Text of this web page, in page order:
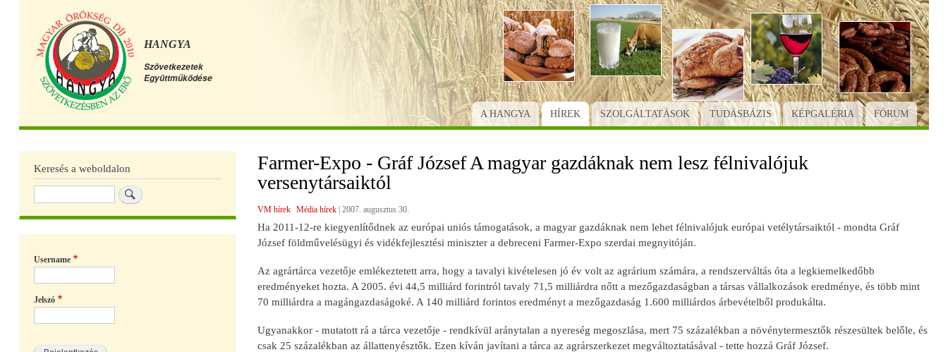
Ugrás
a
tartalomra
HANGYA
Szövetkezetek
Együttműködése
Főmenü
A HANGYA HÍREK SZOLGÁLTATÁSOK TUDÁSBÁZIS KÉPGALÉRIA FÓRUM
Farmer-Expo - Gráf József A magyar gazdáknak nem lesz félnivalójuk
versenytársaiktól
VM hírek Média hírek 2007. augusztus 30.
Ha 2011-12-re kiegyenlítődnek az európai uniós támogatások, a magyar gazdáknak nem lehet félnivalójuk európai vetélytársaiktól - mondta Gráf
József földművelésügyi és vidékfejlesztési miniszter a debreceni Farmer-Expo szerdai megnyitóján.
Az agrártárca vezetője emlékeztetett arra, hogy a tavalyi kivételesen jó év volt az agrárium számára, a rendszerváltás óta a legkiemelkedőbb
eredményeket hozta. A 2005. évi 44,5 milliárd forintról tavaly 71,5 milliárdra nőtt a mezőgazdaságban a társas vállalkozások eredménye, és több mint
70 milliárdra a magángazdaságoké. A 140 milliárd forintos eredményt a mezőgazdaság 1.600 milliárdos árbevételből produkálta.
Ugyanakkor - mutatott rá a tárca vezetője - rendkívül aránytalan a nyereség megoszlása, mert 75 százalékban a növénytermesztők részesültek belőle, és
csak 25 százalékban az állattenyésztők. Ezen kíván javítani a tárca az agrárszerkezet megváltoztatásával - tette hozzá Gráf József.
Keresés a weboldalon
Username
Jelszó